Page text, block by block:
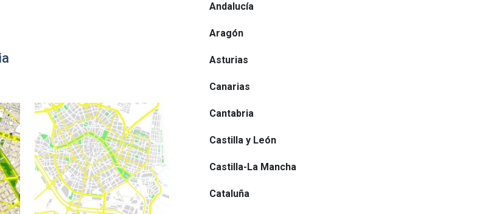
Andalucía
Aragón
Asturias
Canarias
Cantabria
Castilla y León
Castilla-La Mancha
Cataluña